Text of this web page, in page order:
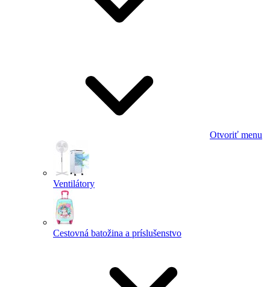
Otvoriť menu
Ventilátory
Cestovná batožina a príslušenstvo